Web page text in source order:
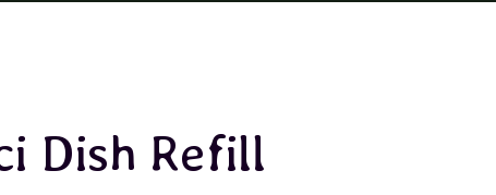
Dish Refill